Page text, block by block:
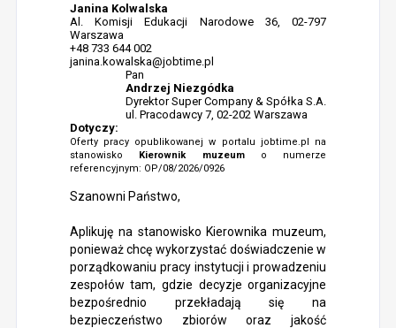
Janina Kolwalska
Al. Komisji Edukacji Narodowe 36, 02-797
Warszawa
+48 733 644 002
janina.kowalska@jobtime.pl
Pan
Andrzej Niezgódka
Dyrektor Super Company & Spółka S.A.
ul. Pracodawcy 7, 02-202 Warszawa
Dotyczy:
Oferty pracy opublikowanej w portalu jobtime.pl na
stanowisko Kierownik muzeumo numerze
referencyjnym: OP/08/2026/0926
Szanowni Państwo,
Aplikuję na stanowisko Kierownika muzeum,
ponieważ chcę wykorzystać doświadczenie w
porządkowaniu pracy instytucji i prowadzeniu
zespołów tam, gdzie decyzje organizacyjne
bezpośrednio przekładają się na
bezpieczeństwo zbiorów oraz jakość